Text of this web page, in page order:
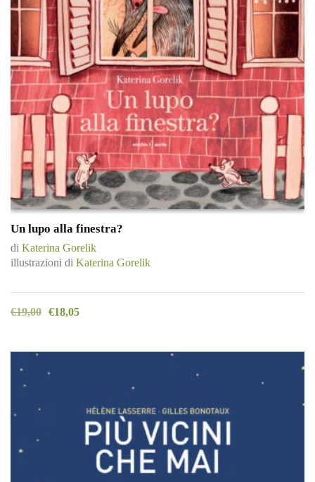
Un lupo alla finestra?
di Katerina Gorelik
illustrazioni di Katerina Gorelik
€19,00 €18,05